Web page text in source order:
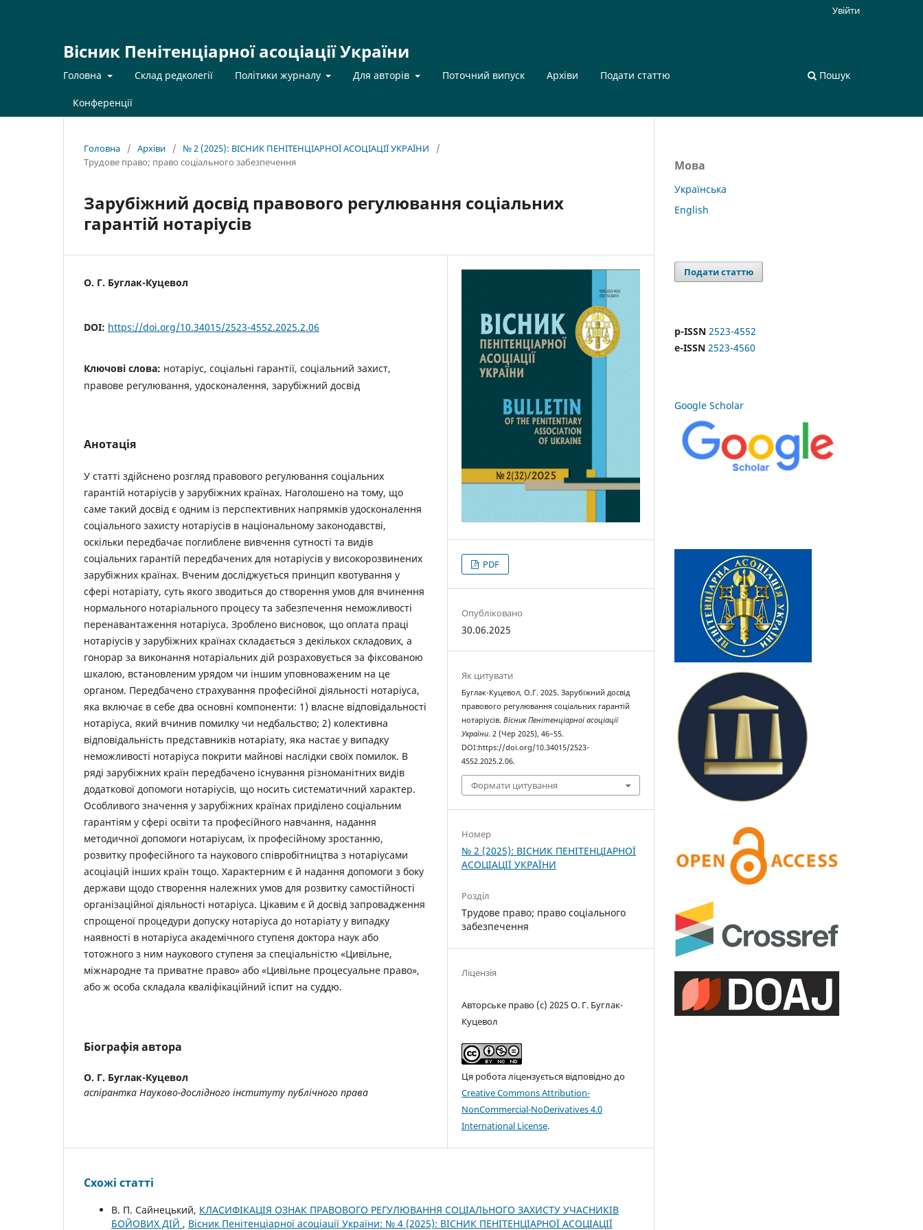
Вісник Пенітенціарної асоціації України
Головна Склад редколегії Політики журналу Для авторів Поточний випуск Архіви Подати статтю
Конференції
Пошук
Увійти
Головна / Архіви / № 2 (2025): ВІСНИК ПЕНІТЕНЦІАРНОЇ АСОЦІАЦІЇ УКРАЇНИ
/
Трудове право; право соціального забезпечення
Зарубіжний досвід правового регулювання соціальних
гарантій нотаріусів
О. Г. Буглак-Куцевол
DOI: https://doi.org/10.34015/2523-4552.2025.2.06
Ключові слова: нотаріус, соціальні гарантії, соціальний захист,
правове регулювання, удосконалення, зарубіжний досвід
Анотація
У статті здійснено розгляд правового регулювання соціальних
гарантій нотаріусів у зарубіжних країнах. Наголошено на тому, що
саме такий досвід є одним із перспективних напрямків удосконалення
соціального захисту нотаріусів в національному законодавстві,
оскільки передбачає поглиблене вивчення сутності та видів
соціальних гарантій передбачених для нотаріусів у високорозвинених
зарубіжних країнах. Вченим досліджується принцип квотування у
сфері нотаріату, суть якого зводиться до створення умов для вчинення
нормального нотаріального процесу та забезпечення неможливості
перенавантаження нотаріуса. Зроблено висновок, що оплата праці
нотаріусів у зарубіжних країнах складається з декількох складових, а
гонорар за виконання нотаріальних дій розраховується за фіксованою
шкалою, встановленим урядом чи іншим уповноваженим на це
органом. Передбачено страхування професійної діяльності нотаріуса,
яка включає в себе два основні компоненти: 1) власне відповідальності
нотаріуса, який вчинив помилку чи недбальство; 2) колективна
відповідальність представників нотаріату, яка настає у випадку
неможливості нотаріуса покрити майнові наслідки своїх помилок. В
ряді зарубіжних країн передбачено існування різноманітних видів
додаткової допомоги нотаріусів, що носить систематичний характер.
Особливого значення у зарубіжних країнах приділено соціальним
гарантіям у сфері освіти та професійного навчання, надання
методичної допомоги нотаріусам, їх професійному зростанню,
розвитку професійного та наукового співробітництва з нотаріусами
асоціацій інших країн тощо. Характерним є й надання допомоги з боку
держави щодо створення належних умов для розвитку самостійності
організаційної діяльності нотаріуса. Цікавим є й досвід запровадження
спрощеної процедури допуску нотаріуса до нотаріату у випадку
наявності в нотаріуса академічного ступеня доктора наук або
тотожного з ним наукового ступеня за спеціальністю «Цивільне,
міжнародне та приватне право» або «Цивільне процесуальне право»,
або ж особа складала кваліфікаційний іспит на суддю.
Біографія автора
О. Г. Буглак-Куцевол
аспірантка Науково-дослідного інституту публічного права
PDF
Опубліковано
30.06.2025
Як цитувати
Буглак-Куцевол, О.Г. 2025. Зарубіжний досвід
правового регулювання соціальних гарантій
нотаріусів.Вісник Пенітенціарної асоціації
України. 2 (Чер 2025), 46–55.
DOI:https://doi.org/10.34015/2523-
4552.2025.2.06.
Формати цитування
Номер
№ 2 (2025): ВІСНИК ПЕНІТЕНЦІАРНОЇ
АСОЦІАЦІЇ УКРАЇНИ
Розділ
Трудове право; право соціального
забезпечення
Ліцензія
Авторське право (c) 2025 О. Г. Буглак-
Куцевол
Ця робота ліцензується відповідно до
Creative Commons Attribution-
NonCommercial-NoDerivatives 4.0
International License.
Схожі статті
В. П. Сайнецький, КЛАСИФІКАЦІЯ ОЗНАК ПРАВОВОГО РЕГУЛЮВАННЯ СОЦІАЛЬНОГО ЗАХИСТУ УЧАСНИКІВ
БОЙОВИХ ДІЙ , Вісник Пенітенціарної асоціації України: № 4 (2025): ВІСНИК ПЕНІТЕНЦІАРНОЇ АСОЦІАЦІЇ
Мова
Українська
English
Подати статтю
p-ISSN 2523-4552
e-ISSN 2523-4560
Google Scholar